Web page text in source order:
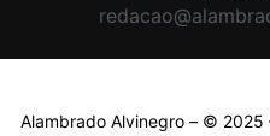
Alambrado Alvinegro – © 2025